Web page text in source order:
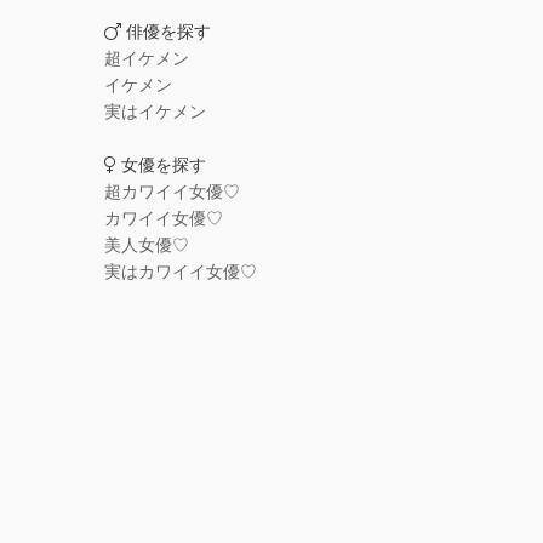
俳優を探す
超イケメン
イケメン
実はイケメン
女優を探す
超カワイイ女優♡
カワイイ女優♡
美人女優♡
実はカワイイ女優♡